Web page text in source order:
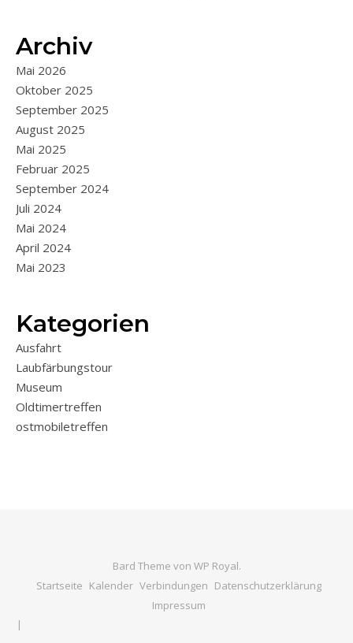
Archiv
Mai 2026
Oktober 2025
September 2025
August 2025
Mai 2025
Februar 2025
September 2024
Juli 2024
Mai 2024
April 2024
Mai 2023
Kategorien
Ausfahrt
Laubfärbungstour
Museum
Oldtimertreffen
ostmobiletreffen
Bard Theme von WP Royal.
Startseite Kalender Verbindungen Datenschutzerklärung
Impressum